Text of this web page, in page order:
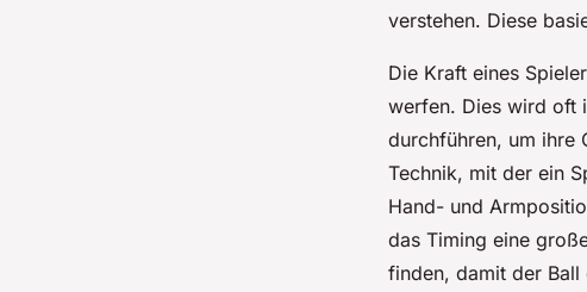
verstehen. Diese
Die Kraft eines
werfen. Dies wird oft
durchführen, um ihre
Technik, mit der ein
Hand- und
das Timing eine
finden, damit der